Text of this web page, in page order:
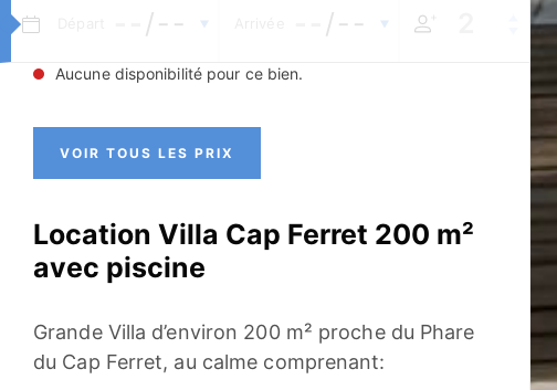
/-- /--
Aucune disponibilité pour ce bien.
VOIR TOUS LES PRIX
Location Villa Cap Ferret 200 m²
avec piscine
Grande Villa d’environ 200 m² proche du Phare
du Cap Ferret, au calme comprenant: